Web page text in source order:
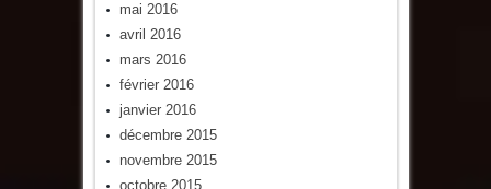
mai 2016
avril 2016
mars 2016
février 2016
janvier 2016
décembre 2015
novembre 2015
octobre 2015